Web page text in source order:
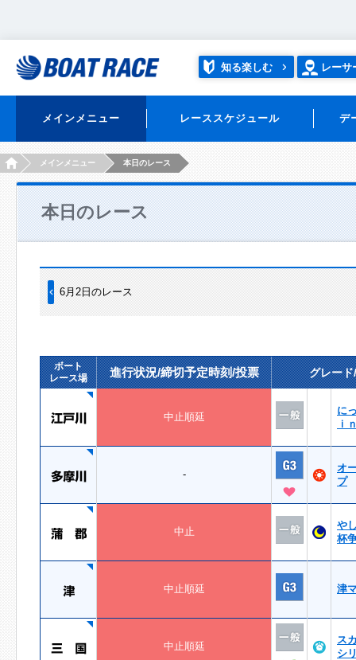
知る楽しむ レーサ
メインメニュー レーススケジュール デ
HOMEメインメニュー 本日のレース
本日のレース
6月2日のレース
ボート
レース場
進行状況/締切予定時刻/投票 グレー
中止順延
に
ｉ
-
オ
プ
中止
や
杯
中止順延 津
中止順延
ス
シ